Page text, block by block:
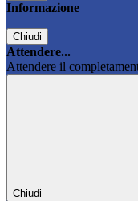
Informazione
Chiudi
Attendere...
Attendere il
Chiudi